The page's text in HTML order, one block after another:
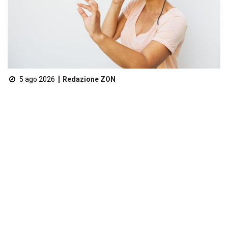
5 ago 2026 Redazione ZON